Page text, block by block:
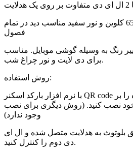
هدلایت
ال ای دی اصلی با نور 6500 کلوین و نور سفید مناسب دید در تمام
فصول
رنگ به وسیله گوشی موبایل. مناسب
برای دی لایت و نور چراغ شب.
روش استفاده:
با نرم افزار بارکد اسکنر QR code می توانید نرم افزار دستگاه را بر
نصب کنید. (روش دیگری برای نصب
وجود ندارد)
بلوتوث به هدلایت متصل شده و ال ای
دی دوم را کنترل کنید.